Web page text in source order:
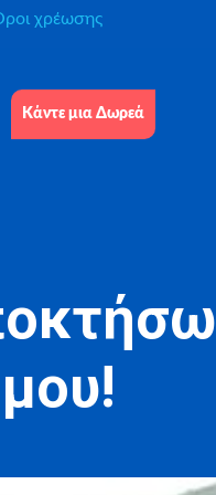
χρέωσης
Κάντε μια Δωρεά